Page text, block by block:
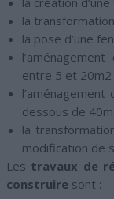
la
la pose d’une
entre 5 et 20m2
dessous de
la
modification de
Les travaux de
construire sont :